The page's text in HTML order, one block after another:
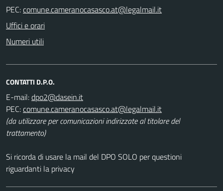
PEC:
Uffici e orari
Numeri utili
CONTATTI D.P.O.
E-mail:
PEC:
(da utilizzare per comunicazioni indirizzate al titolare del
trattamento)
Si ricorda di usare la mail del DPO SOLO per questioni
riguardanti la privacy